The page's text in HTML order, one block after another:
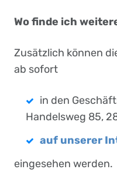
Wo finde ich
Zusätzlich können
ab sofort
in den
Handelsweg 85,
auf unserer
eingesehen werden.